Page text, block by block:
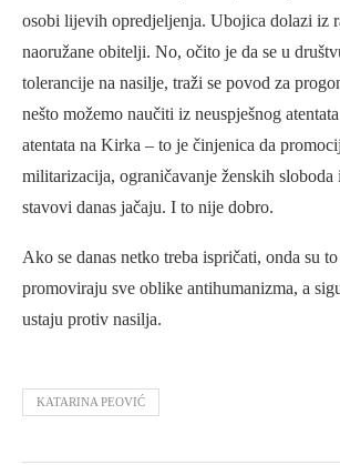
osobi lijevih opredjeljenja. Ubojica dolazi iz
naoružane obitelji. No, očito je da se u
tolerancije na nasilje, traži se povod za
nešto možemo naučiti iz neuspješnog
atentata na Kirka – to je činjenica da
militarizacija, ograničavanje ženskih
stavovi danas jačaju. I to nije dobro.
Ako se danas netko treba ispričati, onda su
promoviraju sve oblike antihumanizma, a
ustaju protiv nasilja.
KATARINA PEOVIĆ